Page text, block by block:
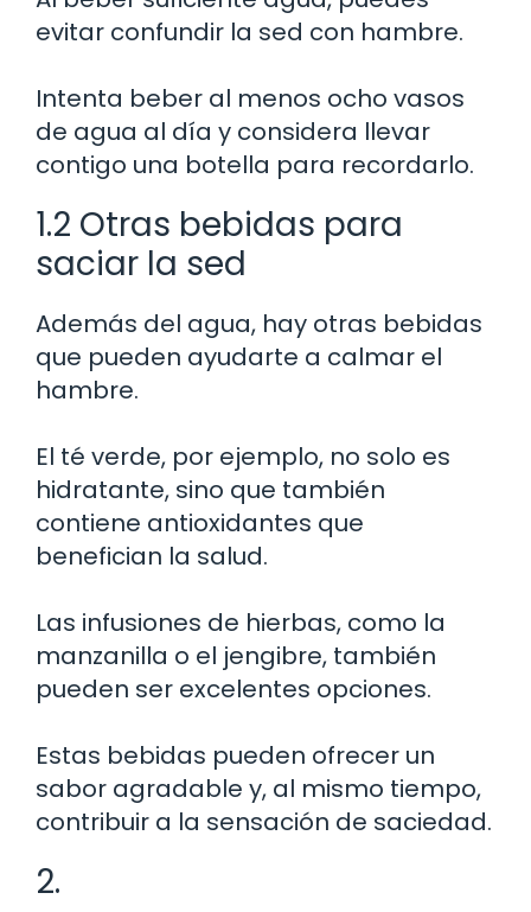
evitar confundir la sed con hambre.
Intenta beber al menos ocho vasos
de agua al día y considera llevar
contigo una botella para recordarlo.
1.2 Otras bebidas para
saciar la sed
Además del agua, hay otras bebidas
que pueden ayudarte a calmar el
hambre.
El té verde, por ejemplo, no solo es
hidratante, sino que también
contiene antioxidantes que
benefician la salud.
Las infusiones de hierbas, como la
manzanilla o el jengibre, también
pueden ser excelentes opciones.
Estas bebidas pueden ofrecer un
sabor agradable y, al mismo tiempo,
contribuir a la sensación de saciedad.
2.